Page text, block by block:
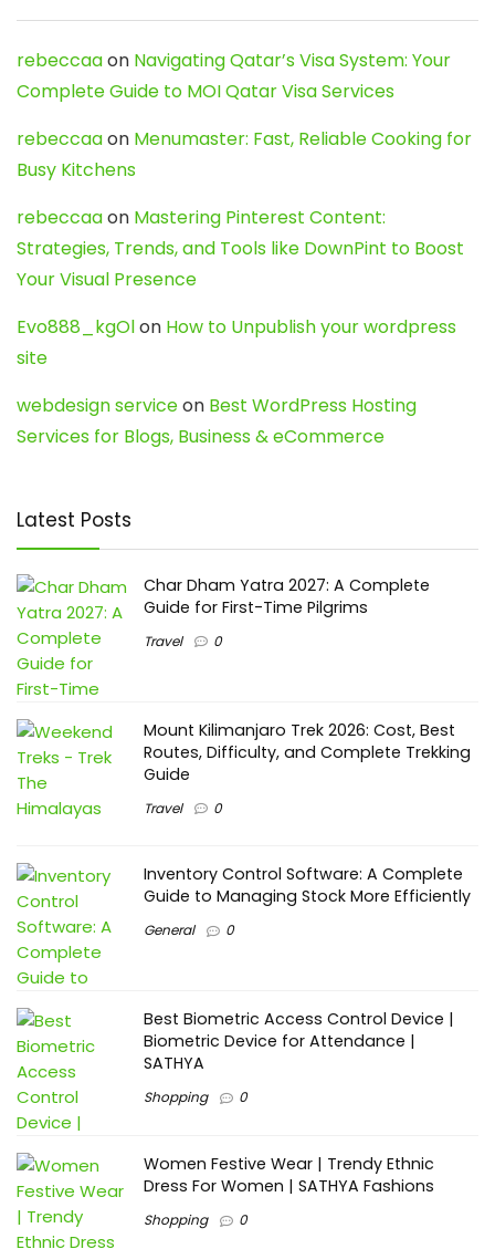
rebeccaaon Navigating Qatar’s Visa System: Your
Complete Guide to MOI Qatar Visa Services
rebeccaaon Menumaster: Fast, Reliable Cooking for
Busy Kitchens
rebeccaaon Mastering Pinterest Content:
Strategies, Trends, and Tools like DownPint to Boost
Your Visual Presence
Evo888_kgOlon How to Unpublish your wordpress
site
webdesign serviceon Best WordPress Hosting
Services for Blogs, Business & eCommerce
Latest Posts
Char Dham Yatra 2027: A Complete
Guide for First-Time Pilgrims
Travel 0
Mount Kilimanjaro Trek 2026: Cost, Best
Routes, Difficulty, and Complete Trekking
Guide
Travel 0
Inventory Control Software: A Complete
Guide to Managing Stock More Efficiently
General 0
Best Biometric Access Control Device |
Biometric Device for Attendance |
SATHYA
Shopping 0
Women Festive Wear | Trendy Ethnic
Dress For Women | SATHYA Fashions
Shopping 0